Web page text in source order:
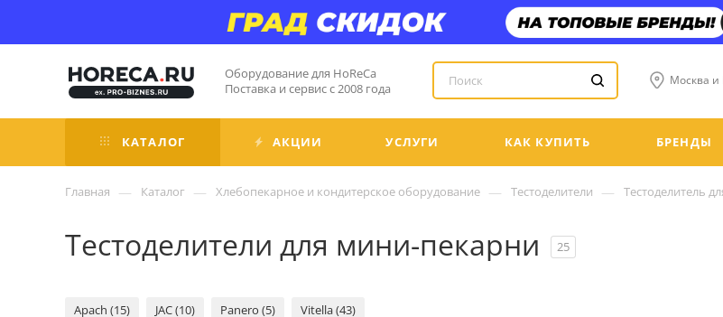
Оборудование для HoReCa
Поставка и сервис с 2008 года
Москва
КАТАЛОГ АКЦИИ УСЛУГИ КАК КУПИТЬ БРЕНДЫ
Главная — Каталог — Хлебопекарное и кондитерское оборудование — Тестоделители — Тестоделитель
Тестоделители для мини-пекарни 25
Apach (15) JAC (10) Panero (5) Vitella (43)